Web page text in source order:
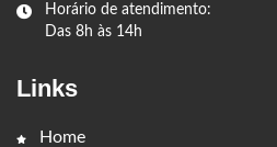
Horário de atendimento:
Das 8h às 14h
Links
Home